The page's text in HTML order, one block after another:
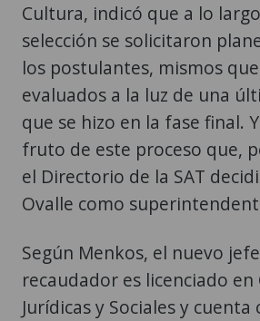
Cultura, indicó que a lo
selección se solicitaron
los postulantes, mismos
evaluados a la luz de una
que se hizo en la fase final.
fruto de este proceso que,
el Directorio de la SAT
Ovalle como
Según Menkos, el nuevo
recaudador es licenciado en
Jurídicas y Sociales y cuenta